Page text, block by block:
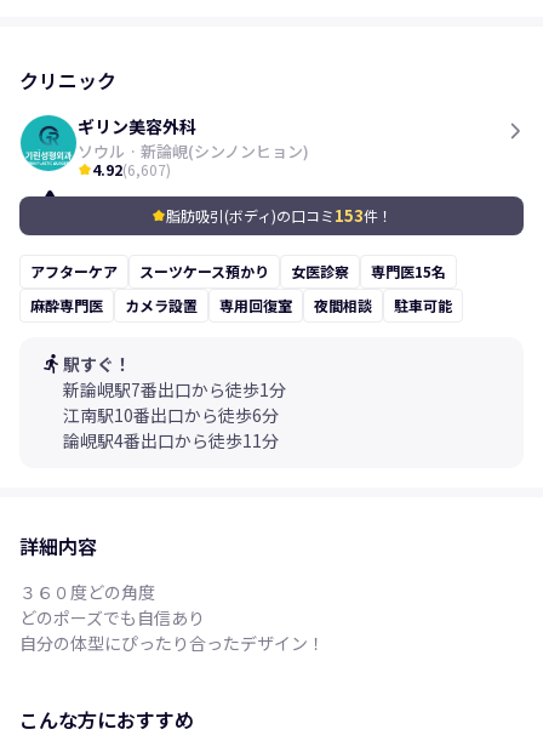
寝て起きたら終わってました。当日は
痛くなくてルンルン一人でバス乗って
家帰ったんだけど、正直その次の日か
ら約1週間は痛かった(泣)(泣) 腕がバン
ザイできないから... でも日常生活する
のに困ることはなかったし、出勤も2
日だけ休んですぐできるレベル？今1
ヶ月経ったけどバンザイとかもう全部
って言うけど、私はそういうのない
わかるかな(泣)(泣) マジで3分の1削り
うに今でも服着ると十分前と服の着こ
なしが違って(泣) 最近はもう早く夏い
つ来るのかなって思ってて、もう夏服
ばっかり見てます。早くむくみ全部取
れて夏に着たい半袖いっぱい着るつも
す(笑) 二重顎！ 実は手術してル
ていうあだ名をもらったせいか
左に比べて右がまだ腫れてるの
らないけど、左右非対称みたい
腺によってそれぞれ違うからだ
聞いてみることにします！ それ
クリニック
ギリン美容外科
ソウル · 新論峴(シンノンヒョン)
kid_star4.92(6,607)
kid_star脂肪吸引(ボディ)の口コミ153件！
アフターケア スーツケース預かり 女医診察
専門医15名
麻酔専門医
カメラ設置 専用回復室 夜間相談 駐車可能
directions_run 駅すぐ！
新論峴駅7番出口から徒歩1分
江南駅10番出口から徒歩6分
論峴駅4番出口から徒歩11分
詳細内容
３６０度どの角度
どのポーズでも自信あり
自分の体型にぴったり合ったデザイン！
こんな方におすすめ